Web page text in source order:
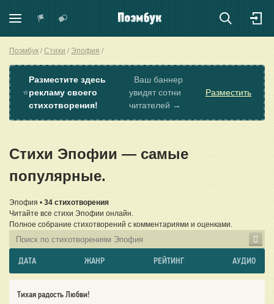
Поэмбук Стихи Эпофия
⭐
Разместите здесь
рекламу своего
стихотворения!
Ваш баннер
увидят сотни
читателей →
Разместить
Стихи Эпофии — самые
популярные.
Эпофия • 34 стихотворения
Читайте все стихи Эпофии онлайн.
Полное собрание стихотворений с комментариями и оценками.
ДАТА ЖАНР РЕЙТИНГ АУДИО
Тихая радость Любви!